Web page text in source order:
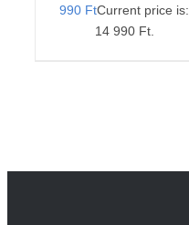
990 FtCurrent price is:
14 990 Ft.